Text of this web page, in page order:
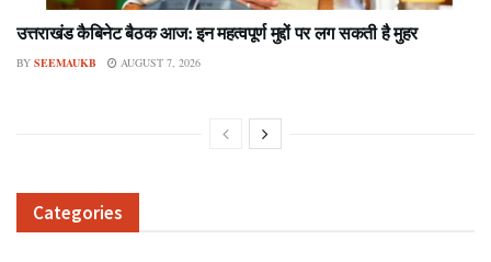
उत्तराखंड कैबिनेट बैठक आज: इन महत्वपूर्ण मुद्दों पर लग सकती है मुहर
BY SEEMAUKB AUGUST 7, 2026
Categories